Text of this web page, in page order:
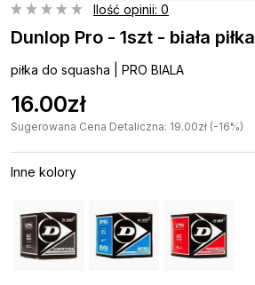
Ilość opinii: 0
Dunlop Pro - 1szt - biała piłka
piłka do squasha | PRO BIALA
16.00zł
Sugerowana Cena Detaliczna: 19.00zł (-16%)
Inne kolory